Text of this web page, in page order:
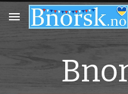
Skip to main content